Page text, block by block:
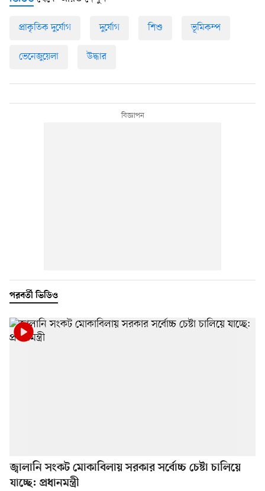
প্রাকৃতিক দুর্যোগ দুর্যোগ শিশু ভূমিকম্প
ভেনেজুয়েলা উদ্ধার
পরবর্তী ভিডিও
জ্বালানি সংকট মোকাবিলায় সরকার সর্বোচ্চ চেষ্টা চালিয়ে
যাচ্ছে: প্রধানমন্ত্রী